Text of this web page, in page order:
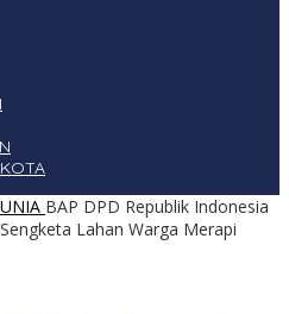
BAP DPD Republik Indonesia
Lahan Warga Merapi